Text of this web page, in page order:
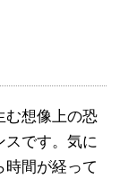
む想像上の恐
スです。気に
時間が経って